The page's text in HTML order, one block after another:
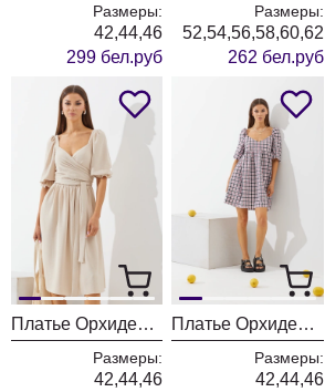
Размеры:
42,44,46
299 бел.руб
Размеры:
52,54,56,58,60,62
262 бел.руб
Платье ОрхидеяЛюкс 1435
Размеры:
42,44,46
Платье ОрхидеяЛюкс 1434
Размеры:
42,44,46